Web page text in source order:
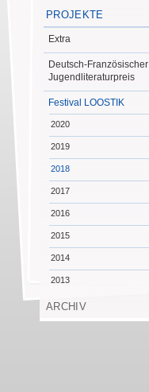
PROJEKTE
Extra
Deutsch-Französischer
Jugendliteraturpreis
Festival LOOSTIK
2020
2019
2018
2017
2016
2015
2014
2013
ARCHIV